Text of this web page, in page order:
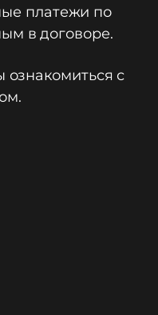
платежи по
в договоре.
ознакомиться с